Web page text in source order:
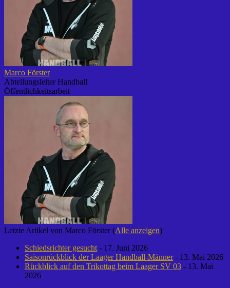
Marco Förster
Abteilungsleiter Handball
Öffentlichkeitsarbeit
Letzte Artikel von Marco Förster(Alle anzeigen)
Schiedsrichter gesucht - 17. Juni 2026
Saisonrückblick der Laager Handball-Männer- 13. Mai 2026
Rückblick auf den Trikottag beim Laager SV 03 - 13. Mai
2026